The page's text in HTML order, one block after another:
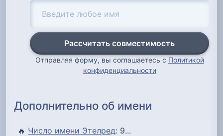
Рассчитать совместимость
Отправляя форму, вы соглашаетесь с Политикой
конфиденциальности
Дополнительно об имени
🔥 Число имени Этелред: 9...